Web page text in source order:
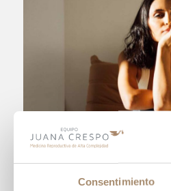
Consentimiento